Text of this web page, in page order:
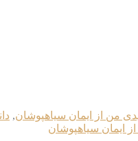
من از ایمان سیاهپوشان,
ایمان سیاهپوشان